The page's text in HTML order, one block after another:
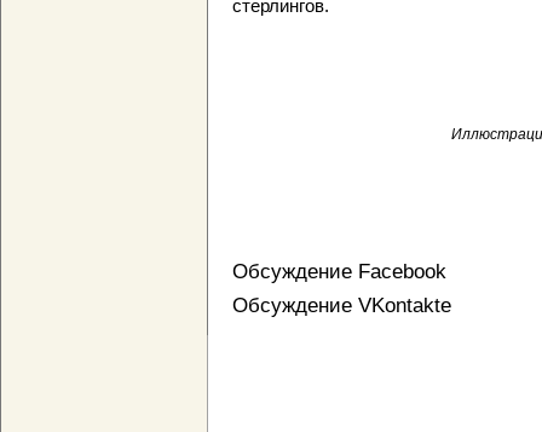
стерлингов.
Обсуждение Facebook
Обсуждение VKontakte